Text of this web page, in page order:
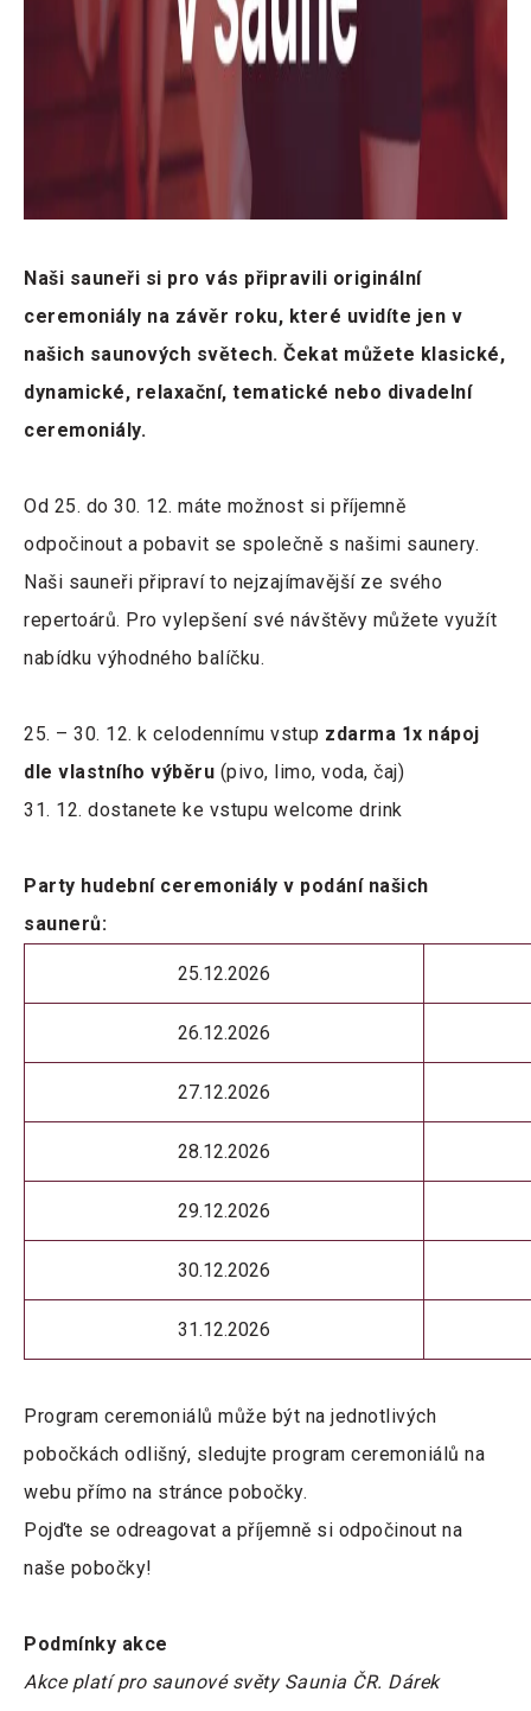
Naši sauneři si pro vás připravili originální
ceremoniály na závěr roku, které uvidíte jen v
našich saunových světech. Čekat můžete klasické,
dynamické, relaxační, tematické nebo divadelní
ceremoniály.
Od 25. do 30. 12. máte možnost si příjemně
odpočinout a pobavit se společně s našimi saunery.
Naši sauneři připraví to nejzajímavější ze svého
repertoárů. Pro vylepšení své návštěvy můžete využít
nabídku výhodného balíčku.
25. – 30. 12. k celodennímu vstup zdarma 1x nápoj
dle vlastního výběru (pivo, limo, voda, čaj)
31. 12. dostanete ke vstupu welcome drink
Party hudební ceremoniály v podání našich
saunerů:
25.12.2026
26.12.2026
27.12.2026
28.12.2026
29.12.2026
30.12.2026
31.12.2026
Program ceremoniálů může být na jednotlivých
pobočkách odlišný, sledujte program ceremoniálů na
webu přímo na stránce pobočky.
Pojďte se odreagovat a příjemně si odpočinout na
naše pobočky!
Podmínky akce
Akce platí pro saunové světy Saunia ČR. Dárek